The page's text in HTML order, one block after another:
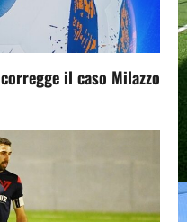
il caso Milazzo